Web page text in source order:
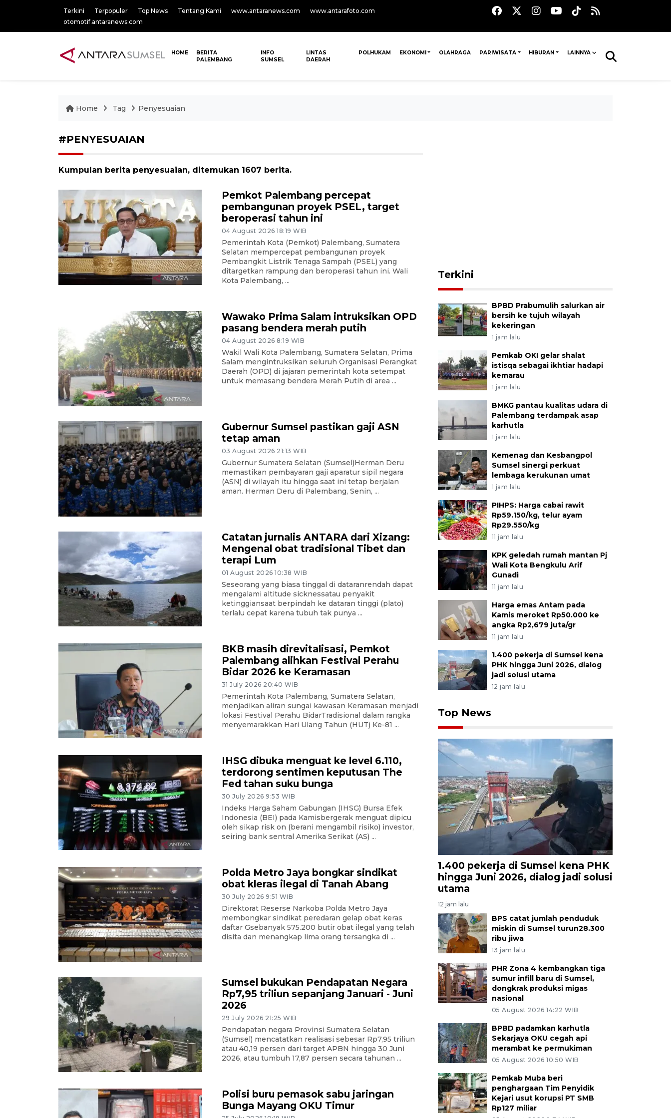
Terkini Terpopuler Top News Tentang Kami www.antaranews.com
www.antarafoto.com
otomotif.antaranews.com
HOME
BERITA
PALEMBANG
INFO
SUMSEL
LINTAS
DAERAH
POLHUKAM EKONOMI OLAHRAGA PARIWISATA HIBURAN LAINNYA
Home Tag Penyesuaian
#PENYESUAIAN
Kumpulan berita penyesuaian, ditemukan 1607 berita.
Pemkot Palembang percepat
pembangunan proyek PSEL, target
beroperasi tahun ini
04 August 2026 18:19 WIB
Pemerintah Kota (Pemkot) Palembang, Sumatera
Selatan mempercepat pembangunan proyek
Pembangkit Listrik Tenaga Sampah (PSEL) yang
ditargetkan rampung dan beroperasi tahun ini. Wali
Kota Palembang, ...
Wawako Prima Salam intruksikan OPD
pasang bendera merah putih
04 August 2026 8:19 WIB
Wakil Wali Kota Palembang, Sumatera Selatan, Prima
Salam mengintruksikan seluruh Organisasi Perangkat
Daerah (OPD) di jajaran pemerintah kota setempat
untuk memasang bendera Merah Putih di area ...
Gubernur Sumsel pastikan gaji ASN
tetap aman
03 August 2026 21:13 WIB
Gubernur Sumatera Selatan (Sumsel)Herman Deru
memastikan pembayaran gaji aparatur sipil negara
(ASN) di wilayah itu hingga saat ini tetap berjalan
aman. Herman Deru di Palembang, Senin, ...
Catatan jurnalis ANTARA dari Xizang:
Mengenal obat tradisional Tibet dan
terapi Lum
01 August 2026 10:38 WIB
Seseorang yang biasa tinggal di dataranrendah dapat
mengalami altitude sicknessatau penyakit
ketinggiansaat berpindah ke dataran tinggi (plato)
terlalu cepat karena tubuh tak punya ...
BKB masih direvitalisasi, Pemkot
Palembang alihkan Festival Perahu
Bidar 2026 ke Keramasan
31 July 2026 20:40 WIB
Pemerintah Kota Palembang, Sumatera Selatan,
menjadikan aliran sungai kawasan Keramasan menjadi
lokasi Festival Perahu BidarTradisional dalam rangka
menyemarakkan Hari Ulang Tahun (HUT) Ke-81 ...
IHSG dibuka menguat ke level 6.110,
terdorong sentimen keputusan The
Fed tahan suku bunga
30 July 2026 9:53 WIB
Indeks Harga Saham Gabungan (IHSG) Bursa Efek
Indonesia (BEI) pada Kamisbergerak menguat dipicu
oleh sikap risk on (berani mengambil risiko) investor,
seiring bank sentral Amerika Serikat (AS) ...
Polda Metro Jaya bongkar sindikat
obat kleras ilegal di Tanah Abang
30 July 2026 9:51 WIB
Direktorat Reserse Narkoba Polda Metro Jaya
membongkar sindikat peredaran gelap obat keras
daftar Gsebanyak 575.200 butir obat ilegal yang telah
disita dan menangkap lima orang tersangka di ...
Sumsel bukukan Pendapatan Negara
Rp7,95 triliun sepanjang Januari - Juni
2026
29 July 2026 21:25 WIB
Pendapatan negara Provinsi Sumatera Selatan
(Sumsel) mencatatkan realisasi sebesar Rp7,95 triliun
atau 40,19 persen dari target APBN hingga 30 Juni
2026, atau tumbuh 17,87 persen secara tahunan ...
Polisi buru pemasok sabu jaringan
Bunga Mayang OKU Timur
Terkini
BPBD Prabumulih salurkan air
bersih ke tujuh wilayah
kekeringan
1 jam lalu
Pemkab OKI gelar shalat
istisqa sebagai ikhtiar hadapi
kemarau
1 jam lalu
BMKG pantau kualitas udara di
Palembang terdampak asap
karhutla
1 jam lalu
Kemenag dan Kesbangpol
Sumsel sinergi perkuat
lembaga kerukunan umat
1 jam lalu
PIHPS: Harga cabai rawit
Rp59.150/kg, telur ayam
Rp29.550/kg
11 jam lalu
KPK geledah rumah mantan Pj
Wali Kota Bengkulu Arif
Gunadi
11 jam lalu
Harga emas Antam pada
Kamis meroket Rp50.000 ke
angka Rp2,679 juta/gr
11 jam lalu
1.400 pekerja di Sumsel kena
PHK hingga Juni 2026, dialog
jadi solusi utama
12 jam lalu
Top News
1.400 pekerja di Sumsel kena PHK
hingga Juni 2026, dialog jadi solusi
utama
12 jam lalu
BPS catat jumlah penduduk
miskin di Sumsel turun28.300
ribu jiwa
13 jam lalu
PHR Zona 4 kembangkan tiga
sumur infill baru di Sumsel,
dongkrak produksi migas
nasional
05 August 2026 14:22 WIB
BPBD padamkan karhutla
Sekarjaya OKU cegah api
merambat ke permukiman
05 August 2026 10:50 WIB
Pemkab Muba beri
penghargaan Tim Penyidik
Kejari usut korupsi PT SMB
Rp127 miliar